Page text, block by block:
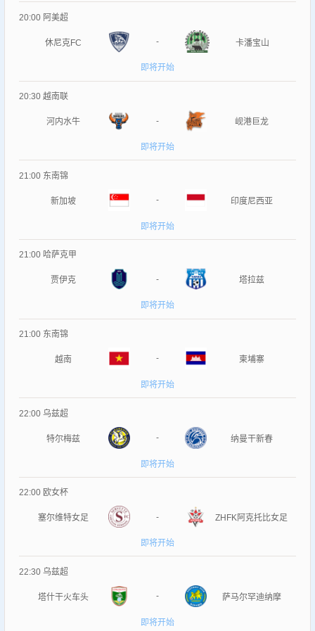
20:00 阿美超
休尼克FC - 卡潘宝山
即将开始
20:30 越南联
河内水牛 - 岘港巨龙
即将开始
21:00 东南锦
新加坡 - 印度尼西亚
即将开始
21:00 哈萨克甲
贾伊克 - 塔拉兹
即将开始
21:00 东南锦
越南 - 柬埔寨
即将开始
22:00 乌兹超
特尔梅兹 - 纳曼干新春
即将开始
22:00 欧女杯
塞尔维特女足 - ZHFK阿克托比女足
即将开始
22:30 乌兹超
塔什干火车头 - 萨马尔罕迪纳摩
即将开始